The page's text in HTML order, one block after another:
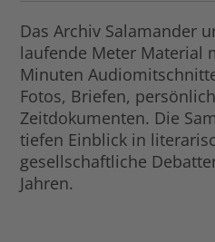
Das Archiv Salamander
laufende Meter Material
Minuten
Fotos, Briefen,
Zeitdokumenten. Die
tiefen Einblick in
gesellschaftliche
Jahren.